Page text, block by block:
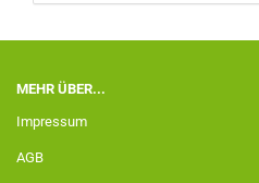
MEHR ÜBER...
Impressum
AGB